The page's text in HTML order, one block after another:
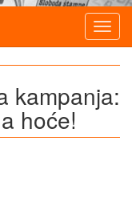
kampanja:
hoće!